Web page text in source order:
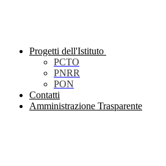
Progetti dell'Istituto
PCTO
PNRR
PON
Contatti
Amministrazione Trasparente